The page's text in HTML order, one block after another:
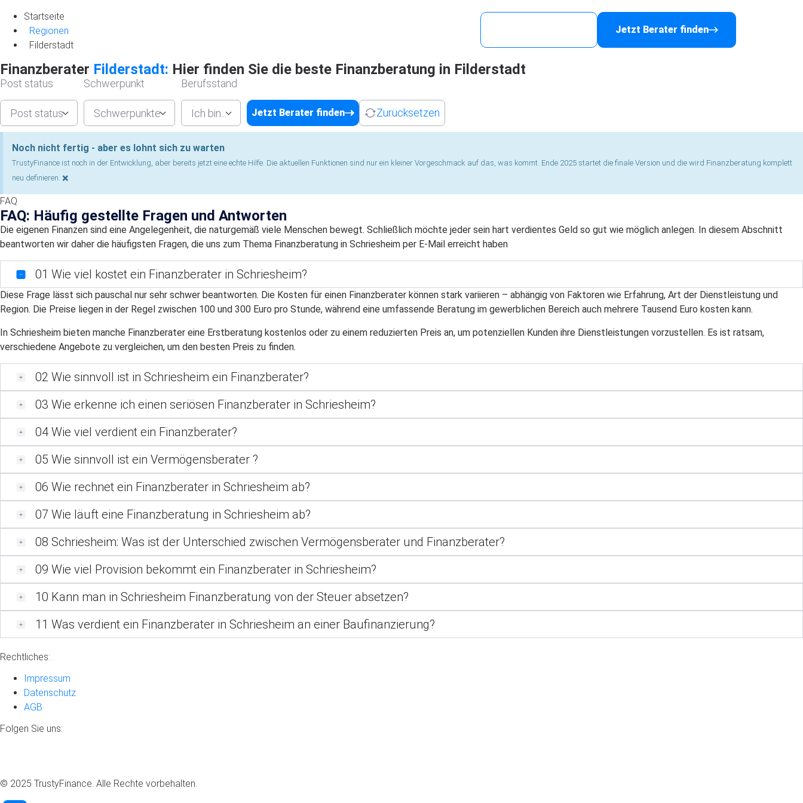
Jetzt Berater finden
Startseite
Regionen
Filderstadt
Finanzberater Filderstadt: Hier finden Sie die beste Finanzberatung in Filderstadt
Post status
Post status
Schwerpunkt
Schwerpunkte
Berufsstand
Ich bin... Jetzt Berater finden Zurücksetzen
Noch nicht fertig - aber es lohnt sich zu warten
TrustyFinance ist noch in der Entwicklung, aber bereits jetzt eine echte Hilfe. Die aktuellen Funktionen sind nur ein kleiner Vorgeschmack auf das, was kommt. Ende 2025 startet die finale Version und die wird Finanzberatung komplett
neu definieren. ×
FAQ
FAQ: Häufig gestellte Fragen und Antworten
Die eigenen Finanzen sind eine Angelegenheit, die naturgemäß viele Menschen bewegt. Schließlich möchte jeder sein hart verdientes Geld so gut wie möglich anlegen. In diesem Abschnitt
beantworten wir daher die häufigsten Fragen, die uns zum Thema Finanzberatung in Schriesheim per E-Mail erreicht haben
01 Wie viel kostet ein Finanzberater in Schriesheim?
Diese Frage lässt sich pauschal nur sehr schwer beantworten. Die Kosten für einen Finanzberater können stark variieren – abhängig von Faktoren wie Erfahrung, Art der Dienstleistung und
Region. Die Preise liegen in der Regel zwischen 100 und 300 Euro pro Stunde, während eine umfassende Beratung im gewerblichen Bereich auch mehrere Tausend Euro kosten kann.
In Schriesheim bieten manche Finanzberater eine Erstberatung kostenlos oder zu einem reduzierten Preis an, um potenziellen Kunden ihre Dienstleistungen vorzustellen. Es ist ratsam,
verschiedene Angebote zu vergleichen, um den besten Preis zu finden.
02 Wie sinnvoll ist in Schriesheim ein Finanzberater?
03 Wie erkenne ich einen seriösen Finanzberater in Schriesheim?
04 Wie viel verdient ein Finanzberater?
05 Wie sinnvoll ist ein Vermögensberater ?
06 Wie rechnet ein Finanzberater in Schriesheim ab?
07 Wie läuft eine Finanzberatung in Schriesheim ab?
08 Schriesheim: Was ist der Unterschied zwischen Vermögensberater und Finanzberater?
09 Wie viel Provision bekommt ein Finanzberater in Schriesheim?
10 Kann man in Schriesheim Finanzberatung von der Steuer absetzen?
11 Was verdient ein Finanzberater in Schriesheim an einer Baufinanzierung?
Rechtliches:
Impressum
Datenschutz
AGB
Folgen Sie uns:
© 2025 TrustyFinance. Alle Rechte vorbehalten.